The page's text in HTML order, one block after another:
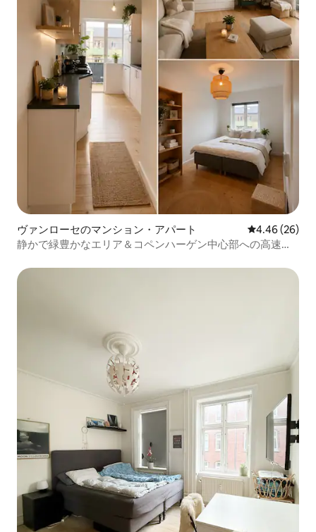
ヴァンローセのマンション・アパート レビュー26
4.46 (26)
静かで緑豊かなエリア＆コペンハーゲン中心部への高速メ